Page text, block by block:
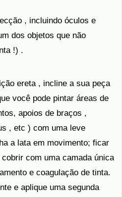
, incluindo óculos e
dos objetos que não
!) .
ereta , incline a sua peça
você pode pintar áreas de
apoios de braços ,
, etc ) com uma leve
a lata em movimento; ficar
com uma camada única
e coagulação de tinta.
e aplique uma segunda